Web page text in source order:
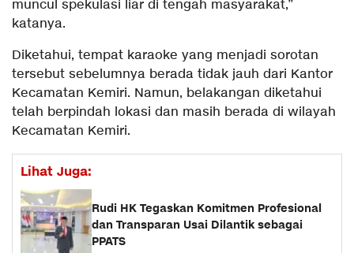
muncul spekulasi liar di tengah masyarakat,”
katanya.
Diketahui, tempat karaoke yang menjadi sorotan
tersebut sebelumnya berada tidak jauh dari Kantor
Kecamatan Kemiri. Namun, belakangan diketahui
telah berpindah lokasi dan masih berada di wilayah
Kecamatan Kemiri.
Lihat Juga:
Rudi HK Tegaskan Komitmen Profesional
dan Transparan Usai Dilantik sebagai
PPATS